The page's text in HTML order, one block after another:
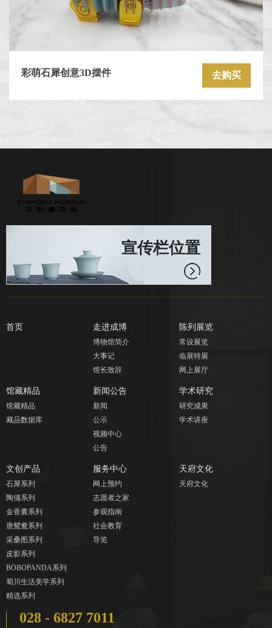
彩萌石犀创意3D摆件 去购买
宣传栏位置
首页 走进成博
博物馆简介
大事记
馆长致辞
陈列展览
常设展览
临展特展
网上展厅
馆藏精品
馆藏精品
藏品数据库
新闻公告
新闻
公示
视频中心
公告
学术研究
研究成果
学术讲座
文创产品
石犀系列
陶俑系列
金香囊系列
唐鸳鸯系列
采桑图系列
皮影系列
BOBOPANDA系列
蜀川生活美学系列
精选系列
服务中心
网上预约
志愿者之家
参观指南
社会教育
导览
天府文化
天府文化
028 - 6827 7011